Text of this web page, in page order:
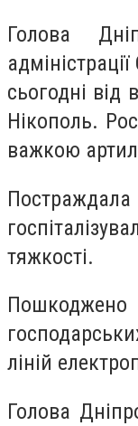
Голова
сьогодні від
Нікополь.
важкою
тяжкості.
Пошкоджено
ліній
Голова